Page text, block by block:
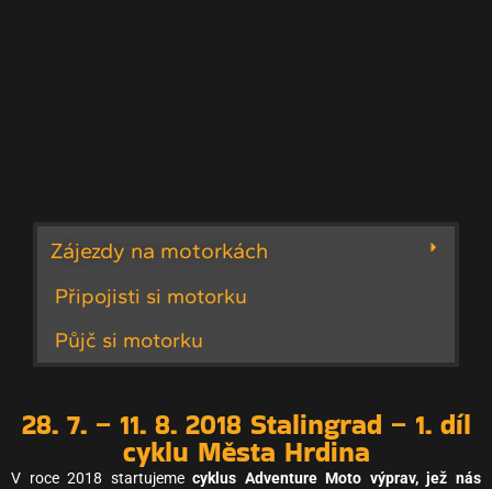
Zájezdy na motorkách
Připojisti si motorku
Půjč si motorku
28. 7. – 11. 8. 2018 Stalingrad – 1. díl
cyklu Města Hrdina
V roce 2018 startujemecyklus Adventure Moto výprav, jež nás